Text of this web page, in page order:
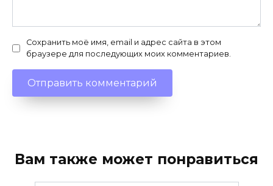
Сохранить моё имя, email и адрес сайта в этом
браузере для последующих моих комментариев.
Вам также может понравиться